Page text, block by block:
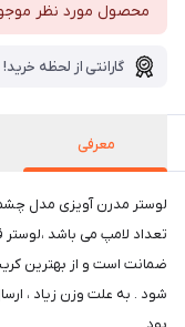
محصول مورد نظر
گارانتی از لحظه خرید!
معرفی
ضمانت است و از بهترین
شود . به علت وزن زیاد ،